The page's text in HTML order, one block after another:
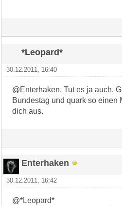
*Leopard*
30.12.2011, 16:40
@Enterhaken. Tut es ja auch.
Bundestag und quark so einen
dich aus.
Enterhaken
30.12.2011, 16:42
@*Leopard*